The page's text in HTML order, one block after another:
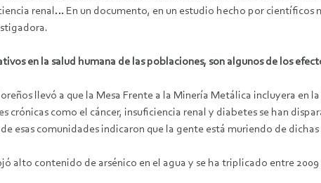
renal… En un documento, en un estudio hecho por científicos
en la salud humana de las poblaciones, son algunos de los
llevó a que la Mesa Frente a la Minería Metálica incluyera en
como el cáncer, insuficiencia renal y diabetes se han
esas comunidades indicaron que la gente está muriendo de
alto contenido de arsénico en el agua y se ha triplicado entre 2009